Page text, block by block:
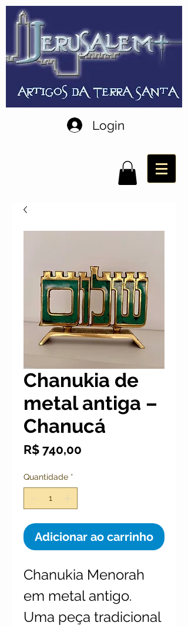
Login
Chanukia de
metal antiga –
Chanucá
R$ 740,00
Quantidade *
Adicionar ao carrinho
Chanukia Menorah
em metal antigo.
Uma peça tradicional